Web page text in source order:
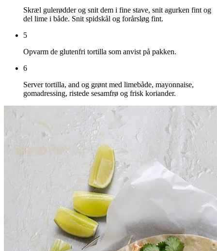
Skræl gulerødder og snit dem i fine stave, snit agurken fint og
del lime i både. Snit spidskål og forårsløg fint.
5
Opvarm de glutenfri tortilla som anvist på pakken.
6
Server tortilla, and og grønt med limebåde, mayonnaise,
gomadressing, ristede sesamfrø og frisk koriander.